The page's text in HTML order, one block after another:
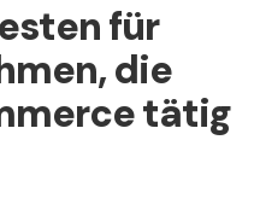
für
die
tätig